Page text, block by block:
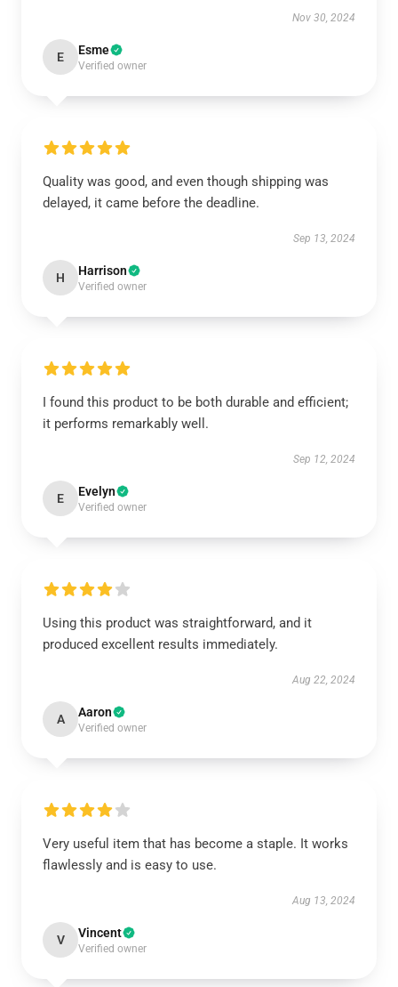
Nov 30, 2024
E Esme
Verified owner
Quality was good, and even though shipping was
delayed, it came before the deadline.
Sep 13, 2024
H Harrison
Verified owner
I found this product to be both durable and efficient;
it performs remarkably well.
Sep 12, 2024
E Evelyn
Verified owner
Using this product was straightforward, and it
produced excellent results immediately.
Aug 22, 2024
A Aaron
Verified owner
Very useful item that has become a staple. It works
flawlessly and is easy to use.
Aug 13, 2024
V Vincent
Verified owner